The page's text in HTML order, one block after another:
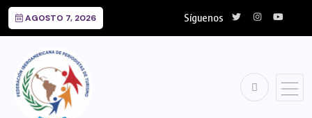
AGOSTO 7, 2026 Síguenos